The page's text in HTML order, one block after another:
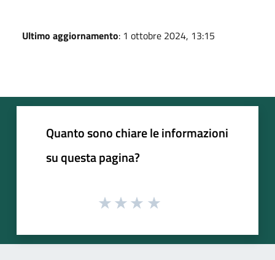
Ultimo aggiornamento: 1 ottobre 2024, 13:15
Quanto sono chiare le informazioni
su questa pagina?